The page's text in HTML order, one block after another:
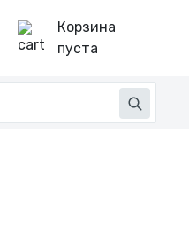
Корзина
пуста